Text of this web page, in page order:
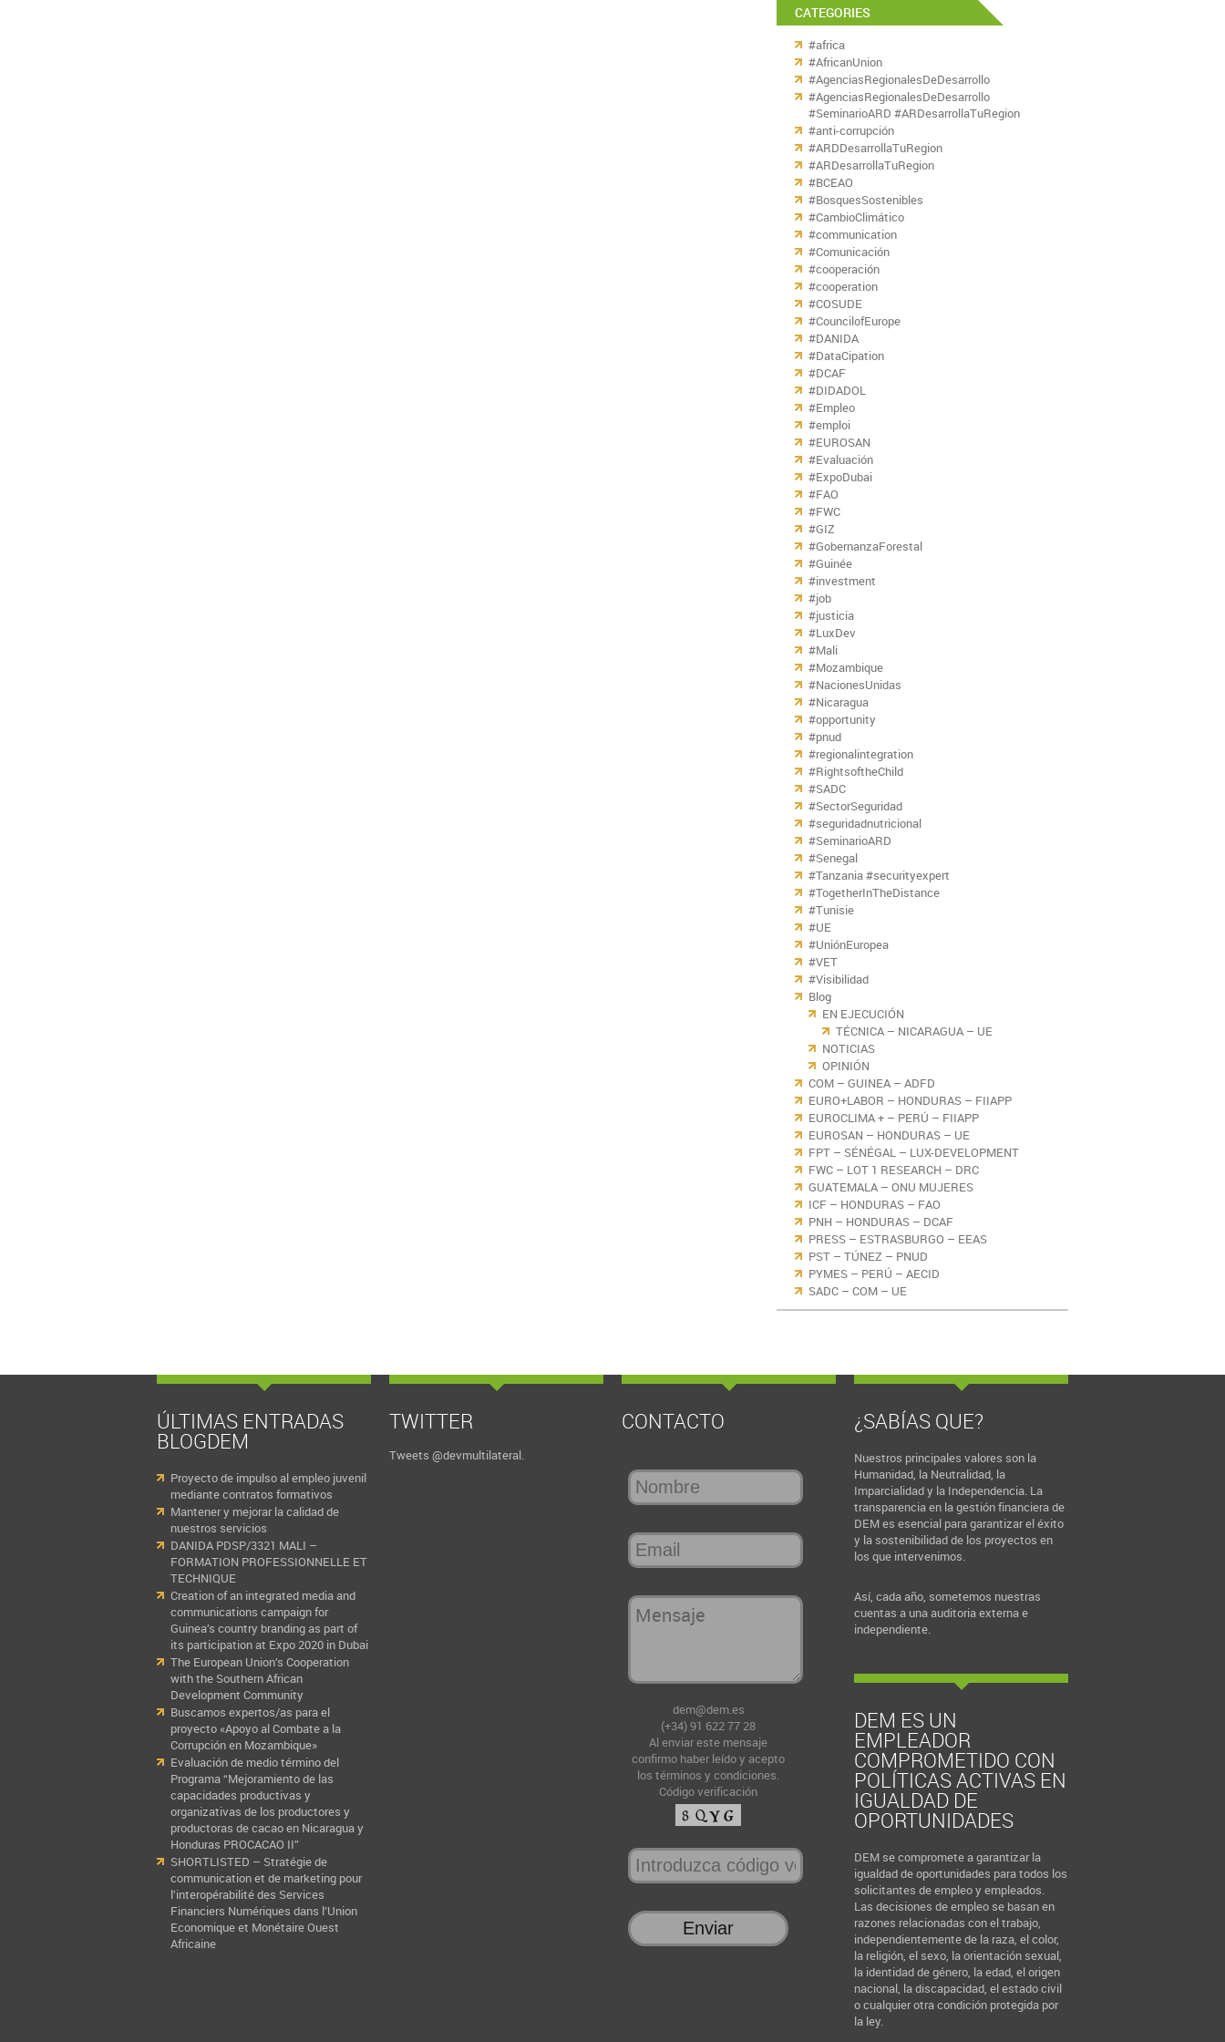
CATEGORIES
#africa
#AfricanUnion
#AgenciasRegionalesDeDesarrollo
#AgenciasRegionalesDeDesarrollo
#SeminarioARD #ARDesarrollaTuRegion
#anti-corrupción
#ARDDesarrollaTuRegion
#ARDesarrollaTuRegion
#BCEAO
#BosquesSostenibles
#CambioClimático
#communication
#Comunicación
#cooperación
#cooperation
#COSUDE
#CouncilofEurope
#DANIDA
#DataCipation
#DCAF
#DIDADOL
#Empleo
#emploi
#EUROSAN
#Evaluación
#ExpoDubai
#FAO
#FWC
#GIZ
#GobernanzaForestal
#Guinée
#investment
#job
#justicia
#LuxDev
#Mali
#Mozambique
#NacionesUnidas
#Nicaragua
#opportunity
#pnud
#regionalintegration
#RightsoftheChild
#SADC
#SectorSeguridad
#seguridadnutricional
#SeminarioARD
#Senegal
#Tanzania #securityexpert
#TogetherInTheDistance
#Tunisie
#UE
#UniónEuropea
#VET
#Visibilidad
Blog
EN EJECUCIÓN
TÉCNICA – NICARAGUA – UE
NOTICIAS
OPINIÓN
COM – GUINEA – ADFD
EURO+LABOR – HONDURAS – FIIAPP
EUROCLIMA + – PERÚ – FIIAPP
EUROSAN – HONDURAS – UE
FPT – SÉNÉGAL – LUX-DEVELOPMENT
FWC – LOT 1 RESEARCH – DRC
GUATEMALA – ONU MUJERES
ICF – HONDURAS – FAO
PNH – HONDURAS – DCAF
PRESS – ESTRASBURGO – EEAS
PST – TÚNEZ – PNUD
PYMES – PERÚ – AECID
SADC – COM – UE
ÚLTIMAS ENTRADAS
BLOGDEM
Proyecto de impulso al empleo juvenil
mediante contratos formativos
Mantener y mejorar la calidad de
nuestros servicios
DANIDA PDSP/3321 MALI –
FORMATION PROFESSIONNELLE ET
TECHNIQUE
Creation of an integrated media and
communications campaign for
Guinea’s country branding as part of
its participation at Expo 2020 in Dubai
The European Union’s Cooperation
with the Southern African
Development Community
Buscamos expertos/as para el
proyecto «Apoyo al Combate a la
Corrupción en Mozambique»
Evaluación de medio término del
Programa “Mejoramiento de las
capacidades productivas y
organizativas de los productores y
productoras de cacao en Nicaragua y
Honduras PROCACAO II”
SHORTLISTED – Stratégie de
communication et de marketing pour
l’interopérabilité des Services
Financiers Numériques dans l’Union
Economique et Monétaire Ouest
Africaine
TWITTER
Tweets @devmultilateral.
CONTACTO
dem@dem.es
(+34) 91 622 77 28
Al enviar este mensaje
confirmo haber leído y acepto
los términos y condiciones.
Código verificación
¿SABÍAS QUE?
Nuestros principales valores son la
Humanidad, la Neutralidad, la
Imparcialidad y la Independencia. La
transparencia en la gestión financiera de
DEM es esencial para garantizar el éxito
y la sostenibilidad de los proyectos en
los que intervenimos.
Así, cada año, sometemos nuestras
cuentas a una auditoria externa e
independiente.
DEM ES UN
EMPLEADOR
COMPROMETIDO CON
POLÍTICAS ACTIVAS EN
IGUALDAD DE
OPORTUNIDADES
DEM se compromete a garantizar la
igualdad de oportunidades para todos los
solicitantes de empleo y empleados.
Las decisiones de empleo se basan en
razones relacionadas con el trabajo,
independientemente de la raza, el color,
la religión, el sexo, la orientación sexual,
la identidad de género, la edad, el origen
nacional, la discapacidad, el estado civil
o cualquier otra condición protegida por
la ley.